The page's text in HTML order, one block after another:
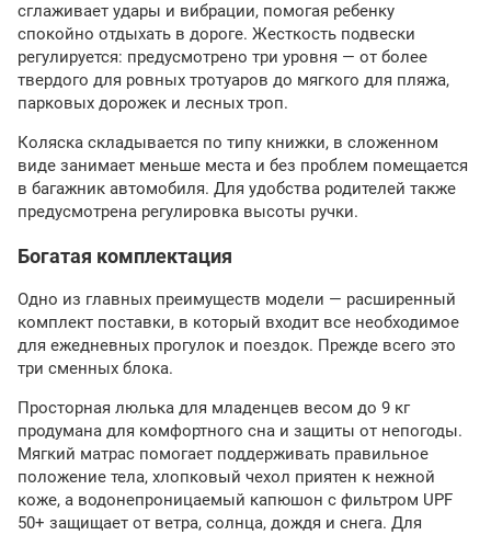
сглаживает удары и вибрации, помогая ребенку
спокойно отдыхать в дороге. Жесткость подвески
регулируется: предусмотрено три уровня — от более
твердого для ровных тротуаров до мягкого для пляжа,
парковых дорожек и лесных троп.
Коляска складывается по типу книжки, в сложенном
виде занимает меньше места и без проблем помещается
в багажник автомобиля. Для удобства родителей также
предусмотрена регулировка высоты ручки.
Богатая комплектация
Одно из главных преимуществ модели — расширенный
комплект поставки, в который входит все необходимое
для ежедневных прогулок и поездок. Прежде всего это
три сменных блока.
Просторная люлька для младенцев весом до 9 кг
продумана для комфортного сна и защиты от непогоды.
Мягкий матрас помогает поддерживать правильное
положение тела, хлопковый чехол приятен к нежной
коже, а водонепроницаемый капюшон с фильтром UPF
50+ защищает от ветра, солнца, дождя и снега. Для